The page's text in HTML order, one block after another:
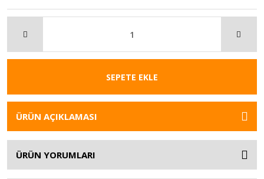
SEPETE EKLE
ÜRÜN AÇIKLAMASI
ÜRÜN YORUMLARI